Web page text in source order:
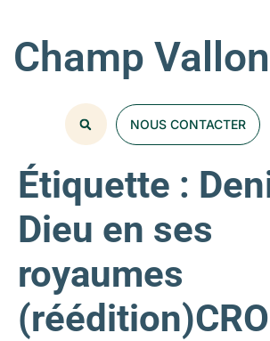
Champ Vallon
NOUS CONTACTER
Étiquette :
Dieu en ses
royaumes